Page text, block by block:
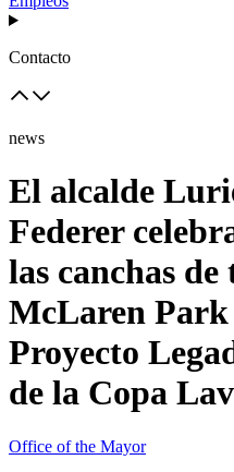
Contacto
news
El alcalde
Federer
las canchas de
McLaren
Proyecto
de la Copa
Office of the Mayor